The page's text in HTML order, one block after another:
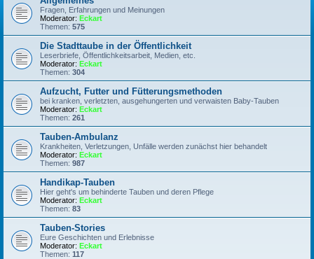
Fragen, Erfahrungen und Meinungen
Moderator: Eckart
Themen: 575
Die Stadttaube in der Öffentlichkeit
Leserbriefe, Öffentlichkeitsarbeit, Medien, etc.
Moderator: Eckart
Themen: 304
Aufzucht, Futter und Fütterungsmethoden
bei kranken, verletzten, ausgehungerten und verwaisten Baby-Tauben
Moderator: Eckart
Themen: 261
Tauben-Ambulanz
Krankheiten, Verletzungen, Unfälle werden zunächst hier behandelt
Moderator: Eckart
Themen: 987
Handikap-Tauben
Hier geht's um behinderte Tauben und deren Pflege
Moderator: Eckart
Themen: 83
Tauben-Stories
Eure Geschichten und Erlebnisse
Moderator: Eckart
Themen: 117